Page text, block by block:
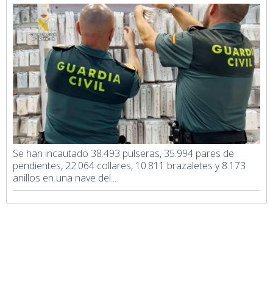
Se han incautado 38.493 pulseras, 35.994 pares de
pendientes, 22.064 collares, 10.811 brazaletes y 8.173
anillos en una nave del...